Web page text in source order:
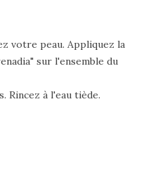
votre peau. Appliquez la
sur l'ensemble du
Rincez à l'eau tiède.